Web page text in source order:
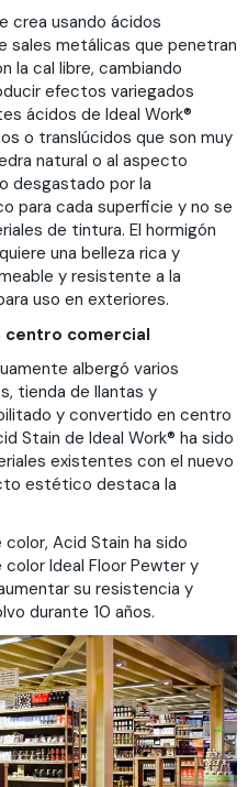
crea usando ácidos
sales metálicas que penetran
la cal libre, cambiando
efectos variegados
ácidos de Ideal Work®
o translúcidos que son muy
natural o al aspecto
desgastado por la
para cada superficie y no se
de tintura. El hormigón
una belleza rica y
y resistente a la
uso en exteriores.
centro comercial
albergó varios
tienda de llantas y
y convertido en centro
Stain de Ideal Work® ha sido
existentes con el nuevo
estético destaca la
Acid Stain ha sido
Ideal Floor Pewter y
su resistencia y
durante 10 años.